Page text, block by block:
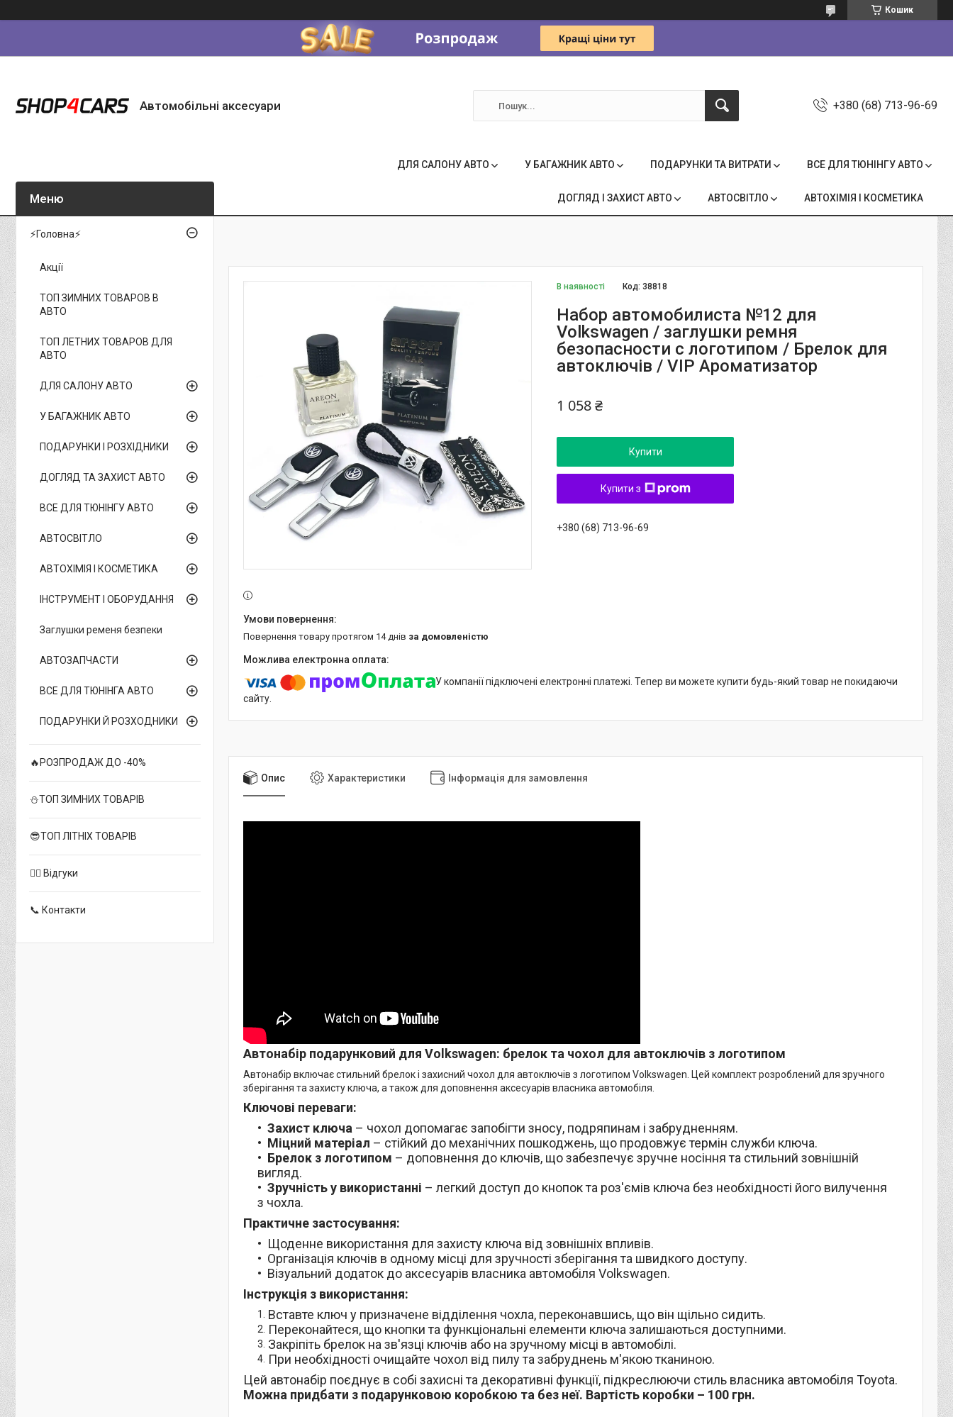
Кошик
Автомобільні аксесуари +380 (68) 713-96-69
ДЛЯ САЛОНУ АВТО У БАГАЖНИК АВТО ПОДАРУНКИ ТА ВИТРАТИ ВСЕ ДЛЯ ТЮНІНГУ АВТО
ДОГЛЯД І ЗАХИСТ АВТО АВТОСВІТЛО АВТОХІМІЯ І КОСМЕТИКА
В наявності Код:38818
Набор автомобилиста №12 для
Volkswagen / заглушки ремня
безопасности с логотипом / Брелок для
автоключів / VIP Ароматизатор
1 058 ₴
Купити
Купити з
+380 (68) 713-96-69
повернення товару протягом 14 днів за домовленістю
У компанії підключені електронні платежі. Тепер ви можете купити будь-який товар не покидаючи
сайту.
Опис Характеристики Інформація для замовлення
Автонабір подарунковий для Volkswagen: брелок та чохол для автоключів з логотипом
Автонабір включає стильний брелок і захисний чохол для автоключів з логотипом Volkswagen. Цей комплект розроблений для зручного
зберігання та захисту ключа, а також для доповнення аксесуарів власника автомобіля.
Ключові переваги:
Захист ключа – чохол допомагає запобігти зносу, подряпинам і забрудненням.
Міцний матеріал – стійкий до механічних пошкоджень, що продовжує термін служби ключа.
Брелок з логотипом – доповнення до ключів, що забезпечує зручне носіння та стильний зовнішній
вигляд.
Зручність у використанні – легкий доступ до кнопок та роз'ємів ключа без необхідності його вилучення
з чохла.
Практичне застосування:
Щоденне використання для захисту ключа від зовнішніх впливів.
Організація ключів в одному місці для зручності зберігання та швидкого доступу.
Візуальний додаток до аксесуарів власника автомобіля Volkswagen.
Інструкція з використання:
Вставте ключ у призначене відділення чохла, переконавшись, що він щільно сидить.
Переконайтеся, що кнопки та функціональні елементи ключа залишаються доступними.
Закріпіть брелок на зв'язці ключів або на зручному місці в автомобілі.
При необхідності очищайте чохол від пилу та забруднень м'якою тканиною.
Цей автонабір поєднує в собі захисні та декоративні функції, підкреслюючи стиль власника автомобіля Toyota.
Можна придбати з подарунковою коробкою та без неї. Вартість коробки – 100 грн.
⚡Головна⚡
Акції
ТОП ЗИМНИХ ТОВАРОВ В
АВТО
ТОП ЛЕТНИХ ТОВАРОВ ДЛЯ
АВТО
ДЛЯ САЛОНУ АВТО
У БАГАЖНИК АВТО
ПОДАРУНКИ І РОЗХІДНИКИ
ДОГЛЯД ТА ЗАХИСТ АВТО
ВСЕ ДЛЯ ТЮНІНГУ АВТО
АВТОСВІТЛО
АВТОХІМІЯ І КОСМЕТИКА
ІНСТРУМЕНТ І ОБОРУДАННЯ
Заглушки ременя безпеки
АВТОЗАПЧАСТИ
ВСЕ ДЛЯ ТЮНІНГА АВТО
ПОДАРУНКИ Й РОЗХОДНИКИ
🔥РОЗПРОДАЖ ДО -40%
⛄ТОП ЗИМНИХ ТОВАРІВ
😎ТОП ЛІТНІХ ТОВАРІВ
✍🏻 Відгуки
📞 Контакти